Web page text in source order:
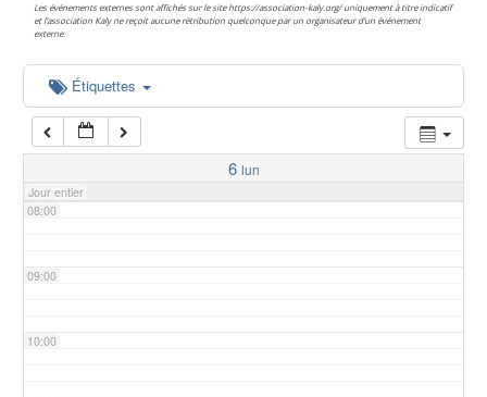
Les événements externes sont affichés sur le site https://association-kaly.org/ uniquement à titre indicatif
et l’association Kaly ne reçoit aucune rétribution quelconque par un organisateur d’un événement
externe.
Étiquettes
6 lun
Jour entier
05:00
06:00
07:00
08:00
09:00
10:00